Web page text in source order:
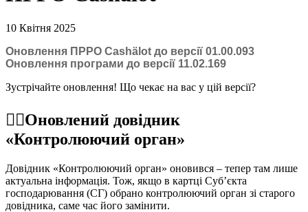
10 Квітня 2025
Оновлення ПРРО Cashӓlot до версії 01.00.093
Оновлення програми до версії 11.02.169
Зустрічайте оновлення! Що чекає на вас у цій версії?
☝🏻Оновлений довідник
«Контролюючий орган»
Довідник «Контролюючий орган» оновився – тепер там лише
актуальна інформація. Тож, якщо в картці Суб’єкта
господарювання (СГ) обрано контролюючий орган зі старого
довідника, саме час його замінити.